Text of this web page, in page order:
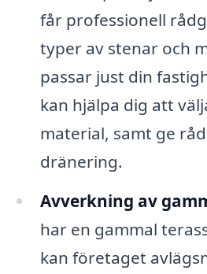
får professionell
typer av stenar och
passar just din
kan hjälpa dig att
material, samt ge
dränering.
Avverkning av
har en gammal
kan företaget